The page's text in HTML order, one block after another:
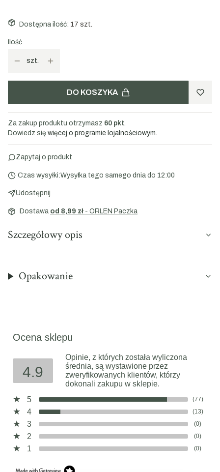
Dostępna ilość: 17 szt.
Ilość
szt.
DO KOSZYKA
Za zakup produktu otrzymasz 60 pkt.
Dowiedz się więcej o programie lojalnościowym.
Zapytaj o produkt
Czas wysyłki:Wysyłka tego samego dnia do 12:00
Udostępnij
Dostawa od 8,99 zł - ORLEN Paczka
Szczegółowy opis
Opakowanie
Ocena sklepu
4.9
Opinie, z których została wyliczona
średnia, są wystawione przez
zweryfikowanych klientów, którzy
dokonali zakupu w sklepie.
5
(77)
4 (13)
3 (0)
2 (0)
1 (0)